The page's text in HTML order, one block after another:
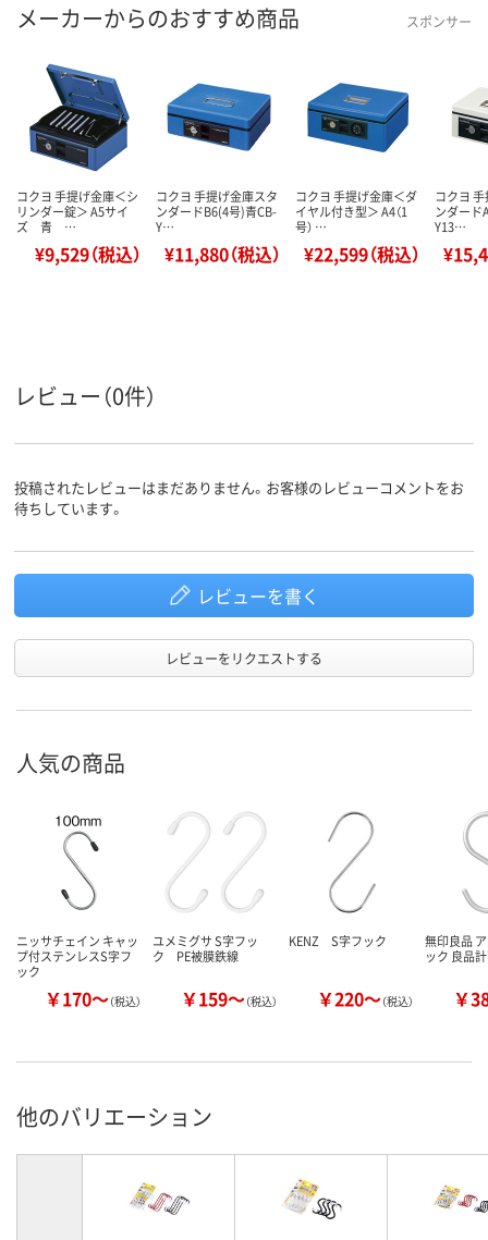
メーカーからのおすすめ商品 スポンサー
コクヨ 手提げ金庫＜シ
リンダー錠＞ A5サイ
ズ 青 …
¥9,529（税込）
コクヨ 手提げ金庫スタ
ンダードB6(4号)青CB-
Y…
¥11,880（税込）
コクヨ 手提げ金庫＜ダ
イヤル付き型＞ A4（1
号） …
¥22,599（税込）
コクヨ
ンダード
Y13…
レビュー（0件）
投稿されたレビューはまだありません。お客様のレビューコメントをお
待ちしています。
レビューを書く
レビューをリクエストする
人気の商品
ニッサチェイン キャッ
プ付ステンレスS字フ
ック
￥170～（税込）
ユメミグサ S字フッ
ク PE被膜鉄線
￥159～（税込）
KENZ S字フック
￥220～（税込）
無印良品
ック 良品
￥
他のバリエーション